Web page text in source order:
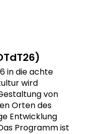
in die achte
wird
von
Orten des
Entwicklung
Programm ist